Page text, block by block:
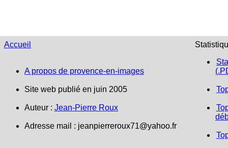
Accueil
A propos de provence-en-images
Site web publié en juin 2005
Auteur : Jean-Pierre Roux
Adresse mail : jeanpierreroux71@yahoo.fr